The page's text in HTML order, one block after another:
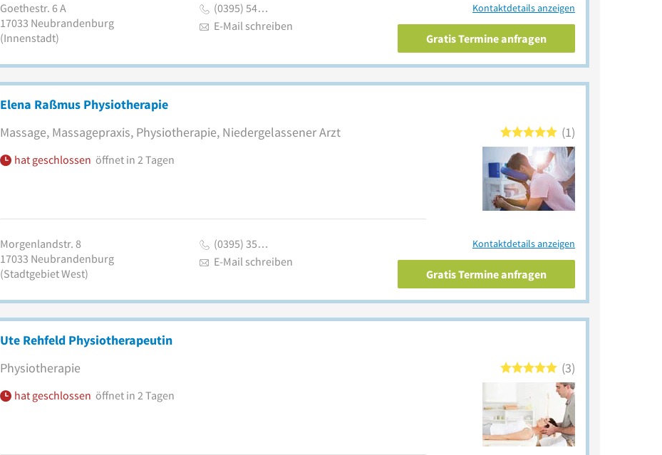
Goethestr. 6 A
17033 Neubrandenburg
(Innenstadt)
(0395) 54…
E-Mail schreiben
Kontaktdetails anzeigen
Gratis Termine anfragen
Elena Raßmus Physiotherapie
Massage, Massagepraxis, Physiotherapie, Niedergelassener Arzt
hat geschlossen öffnet in 2 Tagen
1
Morgenlandstr. 8
17033 Neubrandenburg
(Stadtgebiet West)
(0395) 35…
E-Mail schreiben
Kontaktdetails anzeigen
Gratis Termine anfragen
Ute Rehfeld Physiotherapeutin
Physiotherapie
hat geschlossen öffnet in 2 Tagen
3